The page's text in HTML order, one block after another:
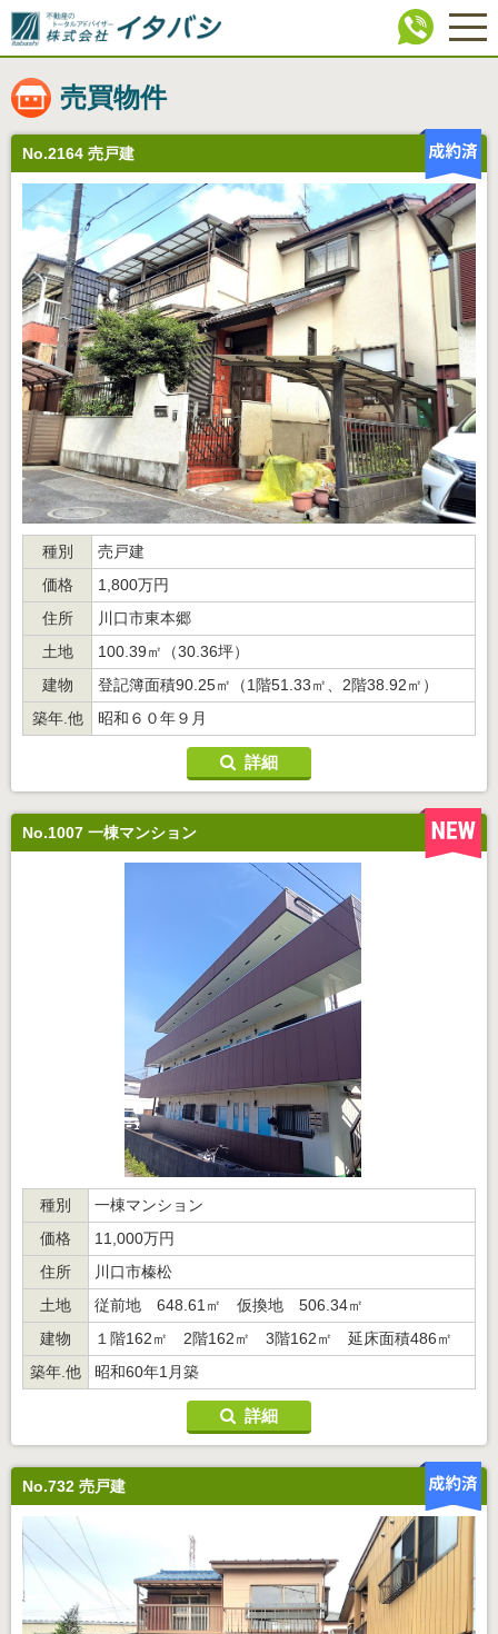
売買物件
No.2164 売戸建
種別
売戸建
価格
1,800万円
住所
川口市東本郷
土地
100.39㎡（30.36坪）
建物
登記簿面積90.25㎡（1階51.33㎡、2階38.92㎡）
築年.他
昭和６０年９月
詳細
No.1007 一棟マンション
種別
一棟マンション
価格
11,000万円
住所
川口市榛松
土地
従前地 648.61㎡ 仮換地 506.34㎡
建物
１階162㎡ 2階162㎡ 3階162㎡ 延床面積486㎡
築年.他
昭和60年1月築
詳細
No.732 売戸建